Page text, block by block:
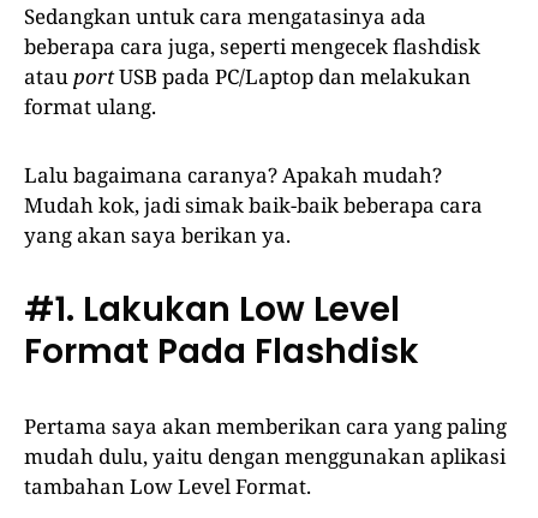
Sedangkan untuk cara mengatasinya ada
beberapa cara juga, seperti mengecek flashdisk
atauportUSB pada PC/Laptop dan melakukan
format ulang.
Lalu bagaimana caranya? Apakah mudah?
Mudah kok, jadi simak baik-baik beberapa cara
yang akan saya berikan ya.
#1. Lakukan Low Level
Format Pada Flashdisk
Pertama saya akan memberikan cara yang paling
mudah dulu, yaitu dengan menggunakan aplikasi
tambahan Low Level Format.